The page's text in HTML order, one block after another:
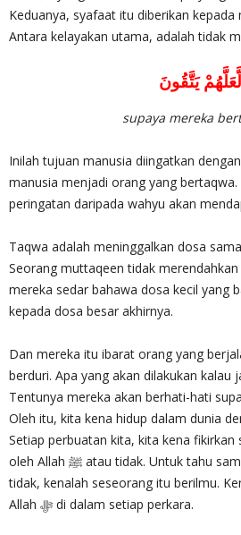
Keduanya, syafaat itu diberikan kepada
Antara kelayakan utama, adalah tidak
لَّعَلَّهُمْ يَتَّقُونَ
supaya mereka
Inilah tujuan manusia diingatkan
manusia menjadi orang yang
peringatan daripada wahyu akan
Taqwa adalah meninggalkan dosa
Seorang muttaqeen tidak
mereka sedar bahawa dosa kecil yang
kepada dosa besar akhirnya.
Dan mereka itu ibarat orang yang
berduri. Apa yang akan dilakukan kalau
Tentunya mereka akan berhati-hati
Oleh itu, kita kena hidup dalam dunia
Setiap perbuatan kita, kita kena fikirkan
oleh Allah ﷺ atau tidak. Untuk tahu sama ada ia dibolehkan atau
tidak, kenalah seseorang itu berilmu.
Allah ‎ﷻ di dalam setiap perkara.